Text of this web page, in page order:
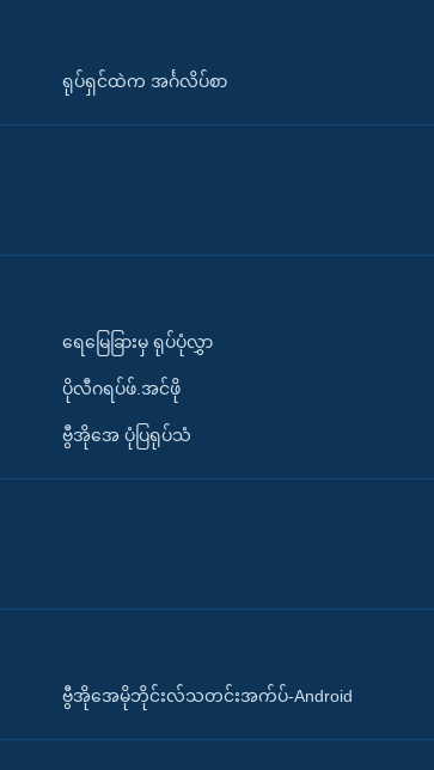
ရုပ်ရှင်ထဲက အင်္ဂလိပ်စာ
ရေမြေခြားမှ ရုပ်ပုံလွှာ
ပိုလီဂရပ်ဖ်.အင်ဖို
ဗွီအိုအေ ပုံပြရုပ်သံ
ဗွီအိုအေမိုဘိုင်းလ်သတင်းအက်ပ်-Android